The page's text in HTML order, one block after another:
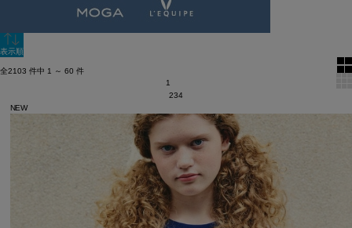
表示順
全2103 件中 1 ～ 60 件
1
234
NEW